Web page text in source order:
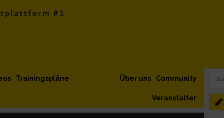
Trainingspläne Community
Über uns
Veranstalter